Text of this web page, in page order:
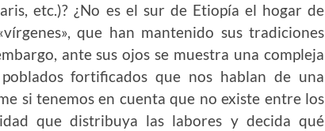
etc.)? ¿No es el sur de Etiopía el hogar de
que han mantenido sus tradiciones
ante sus ojos se muestra una compleja
fortificados que nos hablan de una
si tenemos en cuenta que no existe entre los
que distribuya las labores y decida qué